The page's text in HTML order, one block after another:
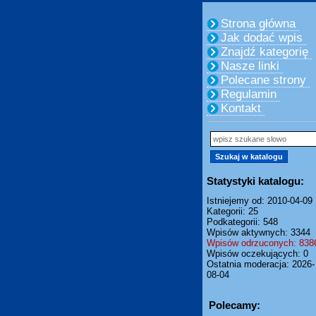
Strona główna
Jak dodać wpis
Znajdź kategorię
Nasze linki
Polecane strony
Regulamin
Kontakt
Statystyki katalogu:
Istniejemy od: 2010-04-09
Kategorii: 25
Podkategorii: 548
Wpisów aktywnych: 3344
Wpisów odrzuconych:
Wpisów oczekujących: 0
Ostatnia moderacja: 2026-
08-04
Polecamy: